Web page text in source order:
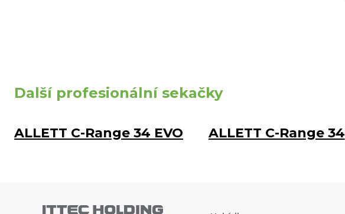
Další profesionální sekačky
ALLETT C-Range 34 EVO ALLETT C-Range 34